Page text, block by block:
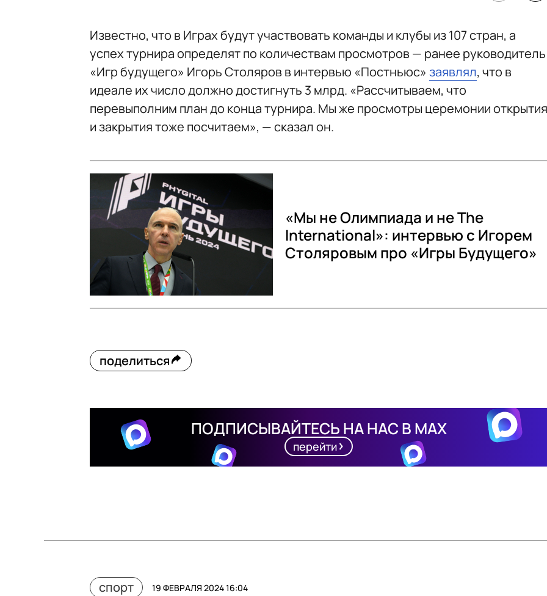
Известно, что в Играх будут участвовать команды и клубы из 107 стран, а
успех турнира определят по количествам просмотров — ранее руководитель
«Игр будущего» Игорь Столяров в интервью «Постньюс» заявлял, что в
идеале их число должно достигнуть 3 млрд. «Рассчитываем, что
перевыполним план до конца турнира. Мы же просмотры церемонии открытия
и закрытия тоже посчитаем», — сказал он.
«Мы не Олимпиада и не The
International»: интервью с Игорем
Столяровым про «Игры Будущего»
поделиться
ПОДПИСЫВАЙТЕСЬ НА НАС В MAX
перейти
спорт 19 ФЕВРАЛЯ 2024 16:04